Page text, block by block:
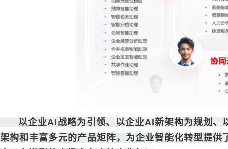
以企业AI战略为引领、以企业AI新架构为规划、
架构和丰富多元的产品矩阵，为企业智能化转型提